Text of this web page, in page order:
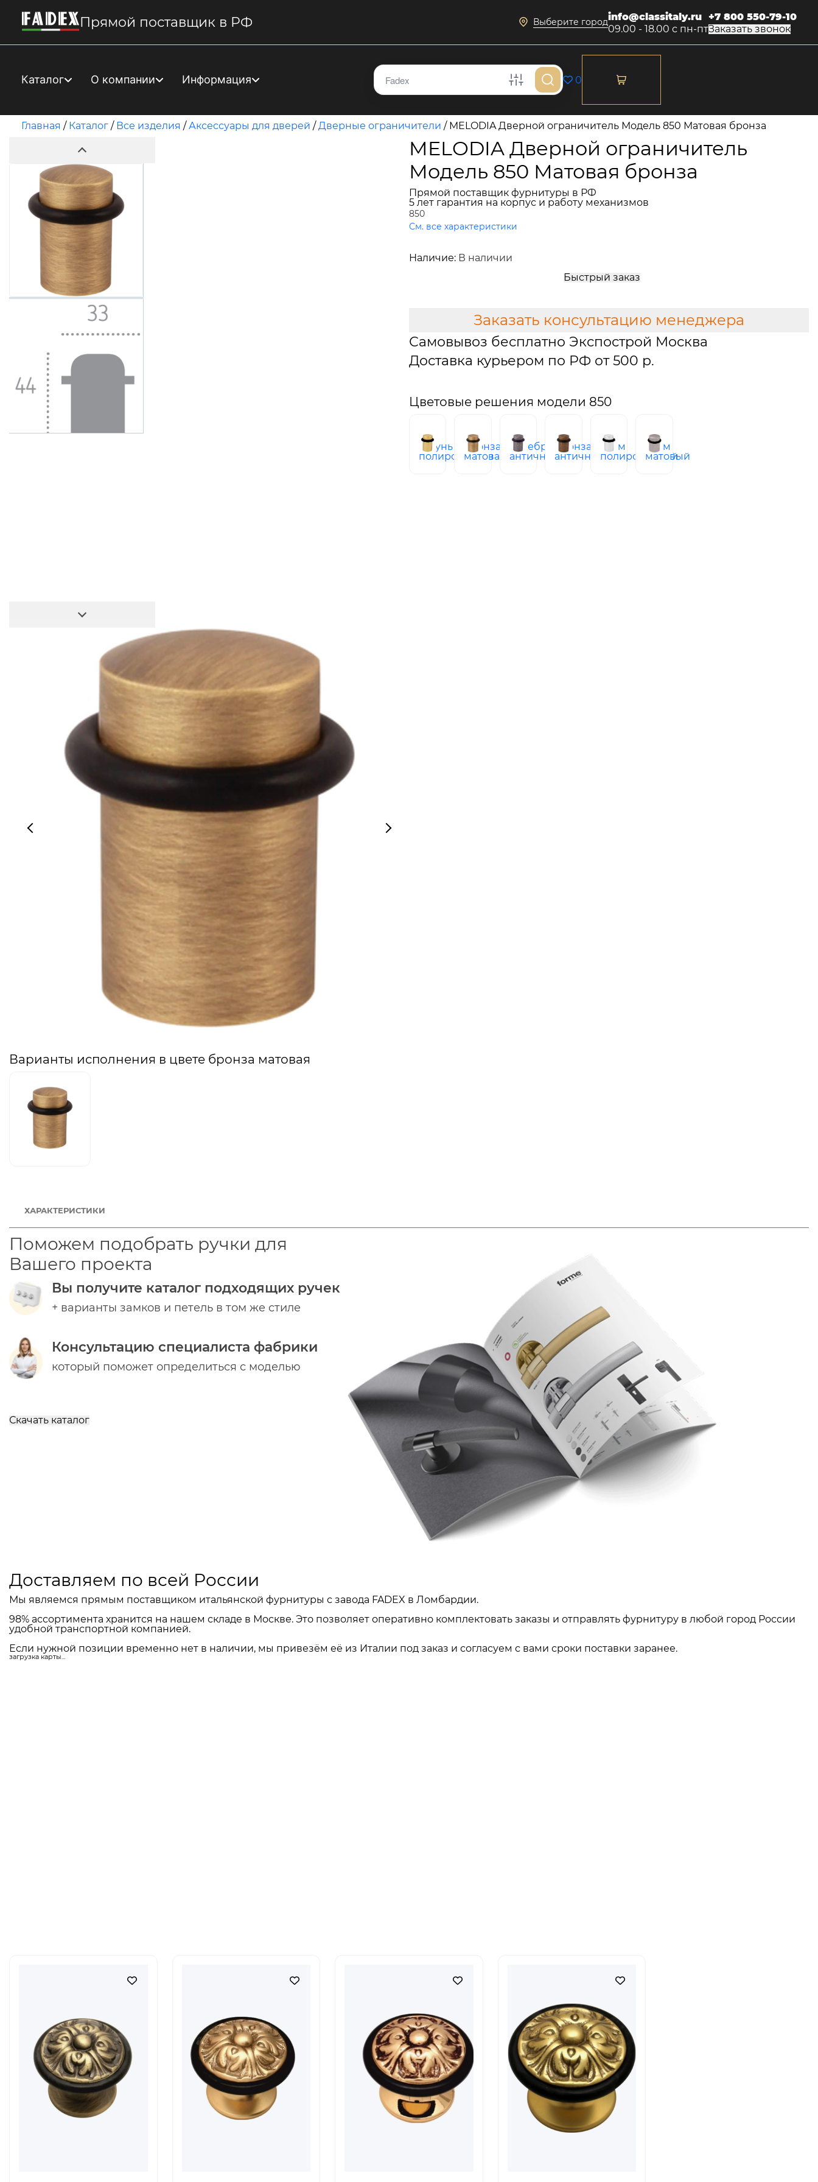
Прямой поставщик в РФ Выберите городinfo@classitaly.ru
09.00 - 18.00 с пн-пт
+7 800 550-79-10
Заказать звонок
Каталог О компании Информация 0
Главная / Каталог / Все изделия /Аксессуары для дверей /Дверные ограничители / MELODIA Дверной ограничитель Модель 850 Матовая бронза
MELODIA Дверной ограничитель
Модель 850 Матовая бронза
Прямой поставщик фурнитуры в РФ
5 лет гарантия на корпус и работу механизмов
850
См. все характеристики
Наличие: В наличии
Быстрый заказ
Заказать консультацию менеджера
Самовывоз бесплатно Экспострой Москва
Доставка курьером по РФ от 500 р.
Цветовые решения модели 850
латунь
полированная
бронза
матовая
серебро
античное
бронза
античная
хром
полированный
хром
матовый
Варианты исполнения в цвете бронза матовая
ХАРАКТЕРИСТИКИ
Поможем подобрать ручки для
Вашего проекта
Вы получите каталог подходящих ручек
+ варианты замков и петель в том же стиле
Консультацию специалиста фабрики
который поможет определиться с моделью
Скачать каталог
Доставляем по всей России
Мы являемся прямым поставщиком итальянской фурнитуры с завода FADEX в Ломбардии.
98% ассортимента хранится на нашем складе в Москве. Это позволяет оперативно комплектовать заказы и отправлять фурнитуру в любой город России
удобной транспортной компанией.
Если нужной позиции временно нет в наличии, мы привезём её из Италии под заказ и согласуем с вами сроки поставки заранее.
загрузка карты...